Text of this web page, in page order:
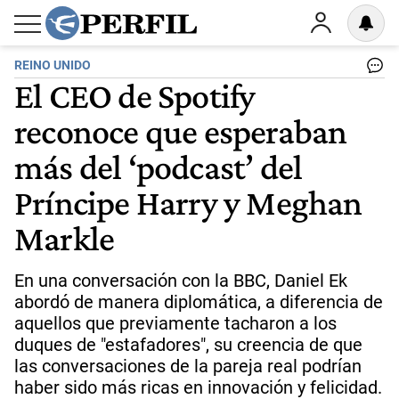
REINO UNIDO
El CEO de Spotify
reconoce que esperaban
más del ‘podcast’ del
Príncipe Harry y Meghan
Markle
En una conversación con la BBC, Daniel Ek
abordó de manera diplomática, a diferencia de
aquellos que previamente tacharon a los
duques de "estafadores", su creencia de que
las conversaciones de la pareja real podrían
haber sido más ricas en innovación y felicidad.